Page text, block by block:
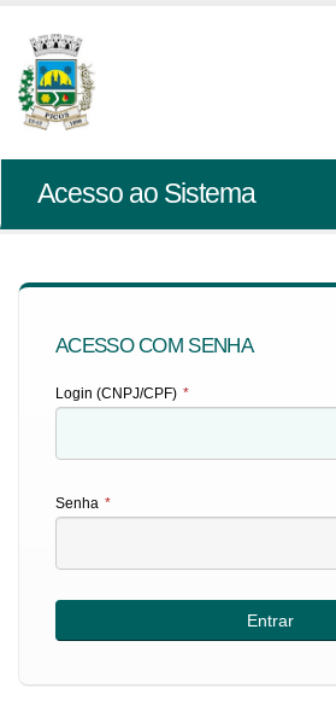
Acesso ao Sistema
ACESSO COM SENHA
Login (CNPJ/CPF) *
Senha *